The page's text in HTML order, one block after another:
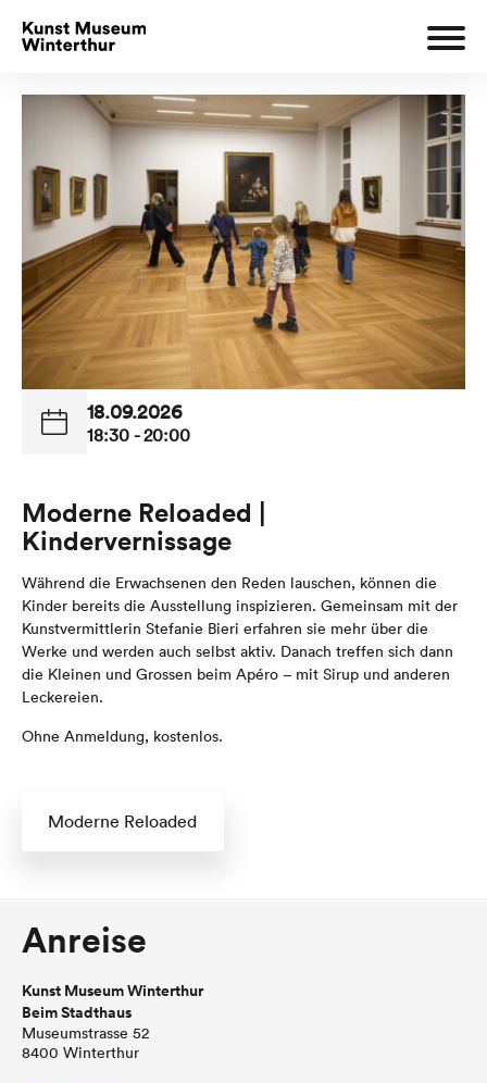
18.09.2026
18:30 - 20:00
Moderne Reloaded |
Kindervernissage
Während die Erwachsenen den Reden lauschen, können die
Kinder bereits die Ausstellung inspizieren. Gemeinsam mit der
Kunstvermittlerin Stefanie Bieri erfahren sie mehr über die
Werke und werden auch selbst aktiv. Danach treffen sich dann
die Kleinen und Grossen beim Apéro – mit Sirup und anderen
Leckereien.
Ohne Anmeldung, kostenlos.
Moderne Reloaded
Anreise
Kunst Museum Winterthur
Beim Stadthaus
Museumstrasse 52
8400 Winterthur